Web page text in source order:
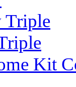
Triple
Kit